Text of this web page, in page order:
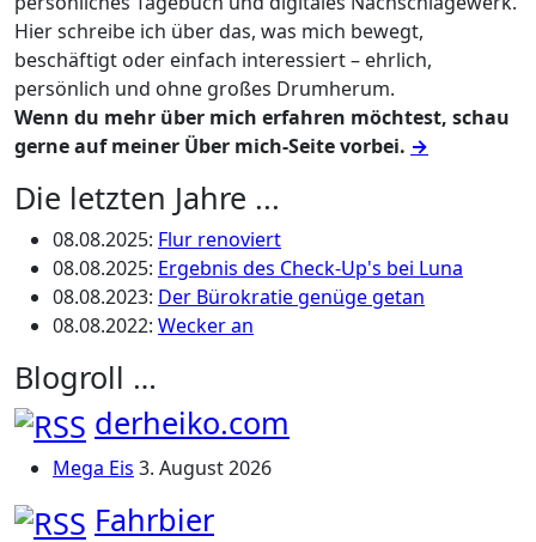
Hier schreibe ich über das, was mich bewegt,
beschäftigt oder einfach interessiert – ehrlich,
persönlich und ohne großes Drumherum.
Wenn du mehr über mich erfahren möchtest, schau
gerne auf meiner Über mich-Seite vorbei. →
Die letzten Jahre ...
08.08.2025: Flur renoviert
08.08.2025: Ergebnis des Check-Up's bei Luna
08.08.2023: Der Bürokratie genüge getan
08.08.2022: Wecker an
Blogroll …
derheiko.com
Mega Eis 3. August 2026
Fahrbier